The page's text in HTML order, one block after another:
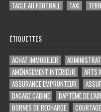
TACLE AU FOOTBALL
TAXI
ÉTIQUETTES
ACHAT IMMOBILIER
AMÉNAGEMENT INTÉRIEUR
ARTS
ASSURANCE EMPRUNTEUR
BAGAGE CABINE
BAPTÊME DE L'AIR
BORNES DE RECHARGE